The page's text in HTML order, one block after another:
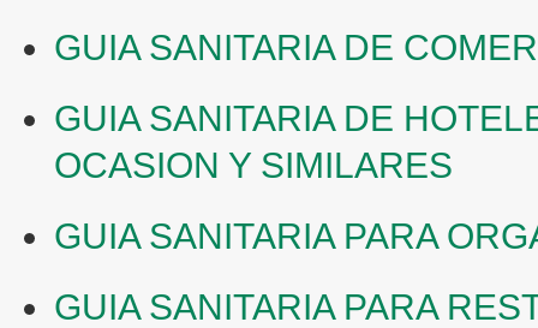
GUIA SANITARIA DE
GUIA SANITARIA DE
OCASION Y SIMILARES
GUIA SANITARIA PARA
GUIA SANITARIA PARA